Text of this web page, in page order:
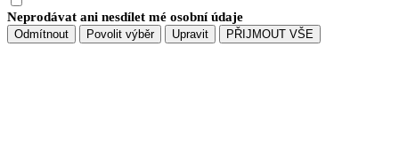
Neprodávat ani nesdílet mé osobní údaje
Odmítnout Povolit výběr Upravit PŘIJMOUT VŠE